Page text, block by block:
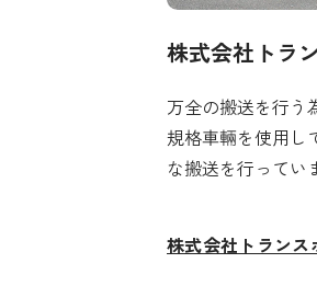
株式会社トラ
万全の搬送を行う
規格車輛を使用し
な搬送を行ってい
株式会社トランス